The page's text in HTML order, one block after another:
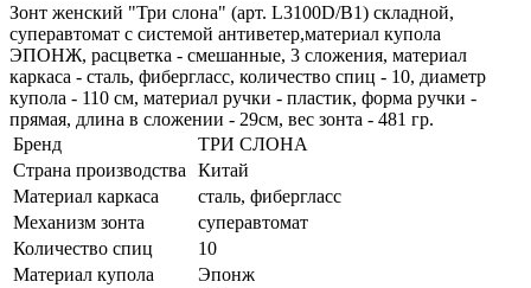
Зонт женский "Три слона" (арт. L3100D/B1) складной,
суперавтомат с системой антиветер,материал купола
ЭПОНЖ, расцветка - смешанные, 3 сложения, материал
каркаса - сталь, фибергласс, количество спиц - 10, диаметр
купола - 110 см, материал ручки - пластик, форма ручки -
прямая, длина в сложении - 29см, вес зонта - 481 гр.
Бренд
ТРИ СЛОНА
Страна производства
Китай
Материал каркаса
сталь, фибергласс
Механизм зонта
суперавтомат
Количество спиц
10
Материал купола
Эпонж